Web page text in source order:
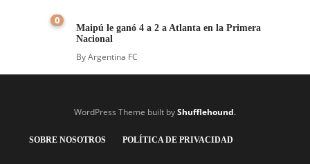
0
Maipú le ganó 4 a 2 a Atlanta en la Primera
Nacional
ByArgentina FC
WordPress Theme built byShufflehound.
SOBRE NOSOTROS POLÍTICA DE PRIVACIDAD